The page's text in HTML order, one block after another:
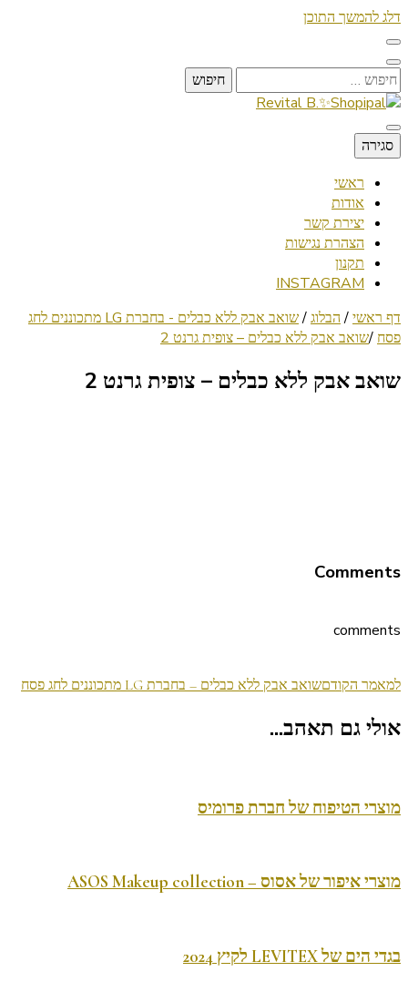
דלג להמשך התוכן
חיפוש:
Revital B.✨Shopipal
Lifestyle ✦ Beauty ✦ Vegan ✦ Travel
סגירה
ראשי
אודות
יצירת קשר
הצהרת נגישות
תקנון
INSTAGRAM
דף ראשי/ הבלוג/
שואב אבק ללא כבלים - בחברת LG מתכוננים לחג
פסח /שואב אבק ללא כבלים – צופית גרנט 2
שואב אבק ללא כבלים – צופית גרנט 2
Comments
comments
ניווט
בפוסטים
למאמר הקודםשואב אבק ללא כבלים – בחברת LG מתכוננים לחג פסח
אולי גם תאהב...
מוצרי הטיפוח של חברת פרומיס
מוצרי איפור של אסוס – ASOS Makeup collection
בגדי הים של LEVITEX לקיץ 2024